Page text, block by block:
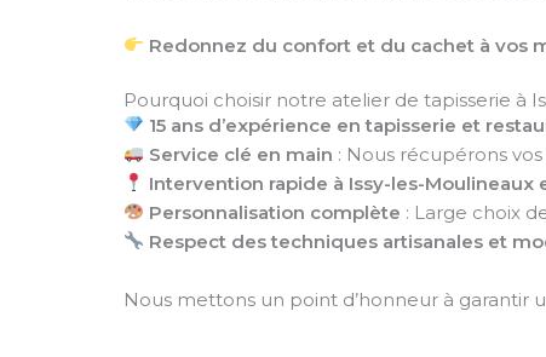
Redonnez du confort et du cachet à vos
Pourquoi choisir notre atelier de tapisserie à
15 ans d’expérience en tapisserie et
Service clé en main : Nous récupérons
Intervention rapide à Issy-les-Moulineaux
Personnalisation complète : Large choix
Respect des techniques artisanales et
Nous mettons un point d’honneur à garantir